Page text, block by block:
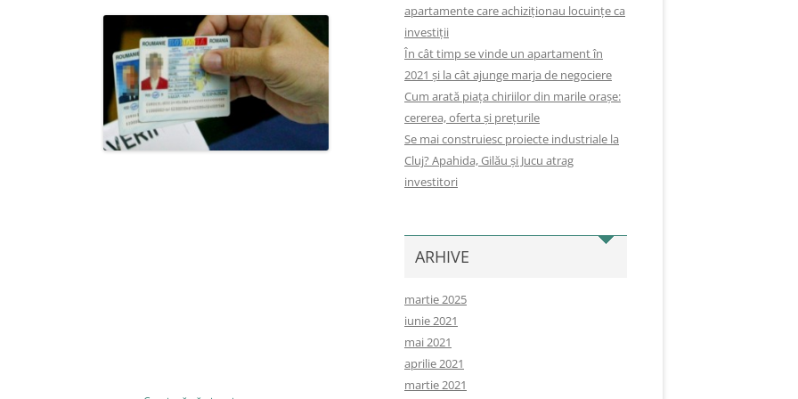
apartamente care achiziționau locuințe ca
investiții
În cât timp se vinde un apartament în
2021 și la cât ajunge marja de negociere
Cum arată piața chiriilor din marile orașe:
cererea, oferta și prețurile
Se mai construiesc proiecte industriale la
Cluj? Apahida, Gilău și Jucu atrag
investitori
ARHIVE
martie 2025
iunie 2021
mai 2021
aprilie 2021
martie 2021